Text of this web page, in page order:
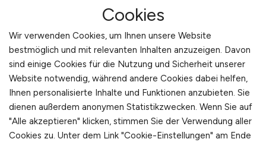
Arbeitnehmer Registrierung
Arbeitgeber Kontakt
Karrierenetzwerk
Cookies
Wir verwenden Cookies, um Ihnen unsere Website
bestmöglich und mit relevanten Inhalten anzuzeigen. Davon
sind einige Cookies für die Nutzung und Sicherheit unserer
Website notwendig, während andere Cookies dabei helfen,
Ihnen personalisierte Inhalte und Funktionen anzubieten. Sie
dienen außerdem anonymen Statistikzwecken. Wenn Sie auf
"Alle akzeptieren" klicken, stimmen Sie der Verwendung aller
Cookies zu. Unter dem Link "Cookie-Einstellungen" am Ende